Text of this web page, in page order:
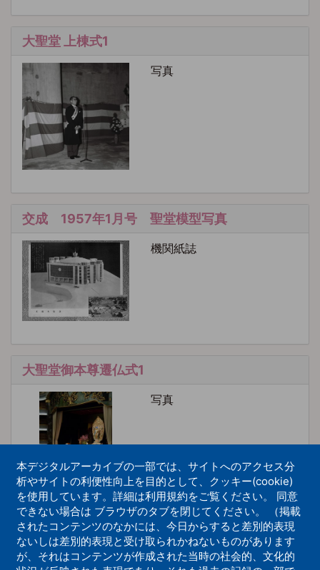
大聖堂 上棟式1
写真
交成 1957年1月号 聖堂模型写真
機関紙誌
大聖堂御本尊遷仏式1
写真
完成間近の大聖堂をスケッチする山下清
本デジタルアーカイブの一部では、サイトへのアクセス分
析やサイトの利便性向上を目的として、クッキー(cookie)
を使用しています。詳細は利用規約をご覧ください。 同意
できない場合は ブラウザのタブを閉じてください。 （掲載
されたコンテンツのなかには、今日からすると差別的表現
ないしは差別的表現と受け取られかねないものがあります
が、それはコンテンツが作成された当時の社会的、文化的